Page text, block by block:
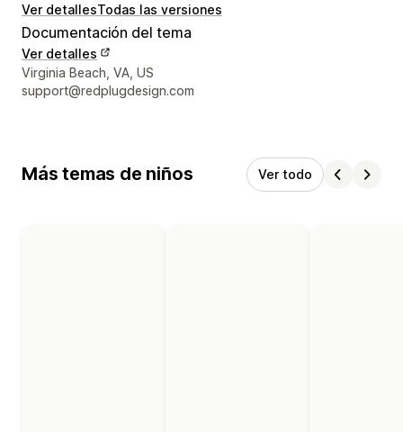
Ver detallesTodas las versiones
Documentación del tema
Ver detalles
Detalles de contacto del diseñador
Virginia Beach, VA, US
support@redplugdesign.com
Más temas de niños Ver todo